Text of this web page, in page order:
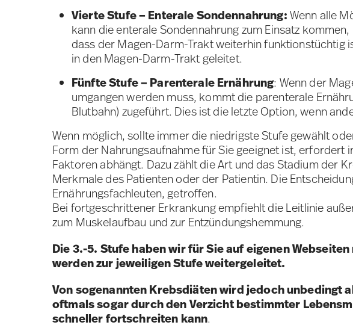
Vierte Stufe – Enterale Sondennahrung:Wenn alle
kann die enterale Sondennahrung zum Einsatz
dass der Magen-Darm-Trakt weiterhin funktionstüchtig
in den Magen-Darm-Trakt geleitet.
Fünfte Stufe – Parenterale Ernährung: Wenn der
umgangen werden muss, kommt die parenterale
Blutbahn) zugeführt. Dies ist die letzte Option, wenn
Wenn möglich, sollte immer die niedrigste Stufe gewählt
Form der Nahrungsaufnahme für Sie geeignet ist, erfordert
Faktoren abhängt. Dazu zählt die Art und das Stadium der
Merkmale des Patienten oder der Patientin. Die
Ernährungsfachleuten, getroffen.
Bei fortgeschrittener Erkrankung empfiehlt die Leitlinie
zum Muskelaufbau und zur Entzündungshemmung.
Die 3.-5. Stufe haben wir für Sie auf eigenen
werden zur jeweiligen Stufe weitergeleitet.
Von sogenannten Krebsdiäten wird jedoch unbedingt
oftmals sogar durch den Verzicht bestimmter
schneller fortschreiten kann.